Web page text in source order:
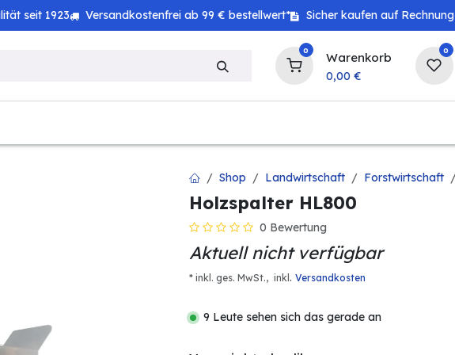
seit 1923 Versandkostenfrei ab 99 € bestellwert* Sicher kaufen auf Rechnung
0 Warenkorb
0,00 €
0
Shop Landwirtschaft Forstwirtschaft
Holzspalter HL800
0 Bewertung
Aktuell nicht verfügbar
* inkl. ges. MwSt., inkl . Versandkosten
9 Leute sehen sich das gerade an